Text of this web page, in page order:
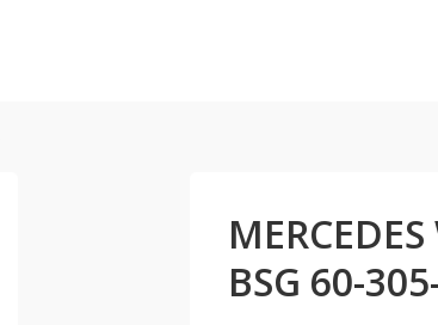
BSG 60-